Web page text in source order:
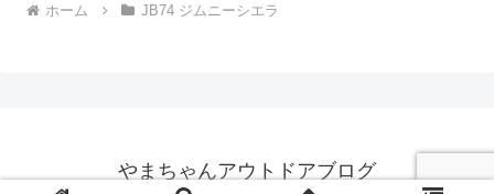
ホーム JB74 ジムニーシエラ
やまちゃんアウトドアブログ